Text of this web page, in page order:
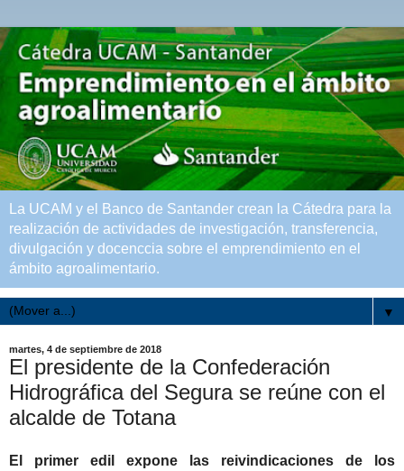
La UCAM y el Banco de Santander crean la Cátedra para la
realización de actividades de investigación, transferencia,
divulgación y docenccia sobre el emprendimiento en el
ámbito agroalimentario.
▼
martes, 4 de septiembre de 2018
El presidente de la Confederación
Hidrográfica del Segura se reúne con el
alcalde de Totana
El primer edil expone las reivindicaciones de los